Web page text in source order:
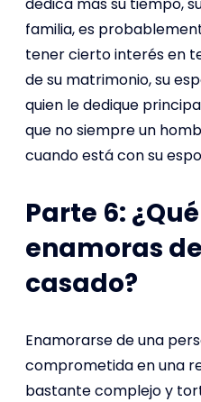
familia, es
tener cierto interés en
de su matrimonio, su
quien le dedique
que no siempre un
cuando está con su
Parte 6:
enamoras
casado?
Enamorarse de una
comprometida en una
bastante complejo y